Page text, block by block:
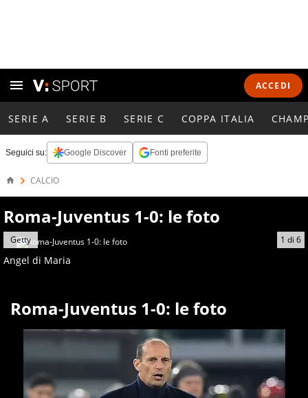
ACCEDI
SERIE A SERIE B SERIE C COPPA ITALIA
Seguici su: Google Discover Fonti preferite
CALCIO
Roma-Juventus 1-0: le foto
1 di 6
Getty
Angel di Maria
Roma-Juventus 1-0: le foto